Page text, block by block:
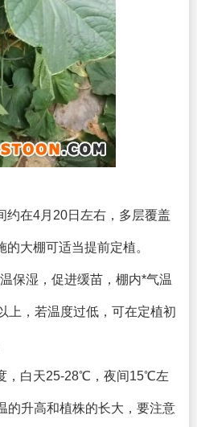
约在4月20日左右，多层覆盖
大棚可适当提前定植。
保湿，促进缓苗，棚内*气温
，若温度过低，可在定植初
，白天25-28℃，夜间15℃左
升高和植株的长大，要注意